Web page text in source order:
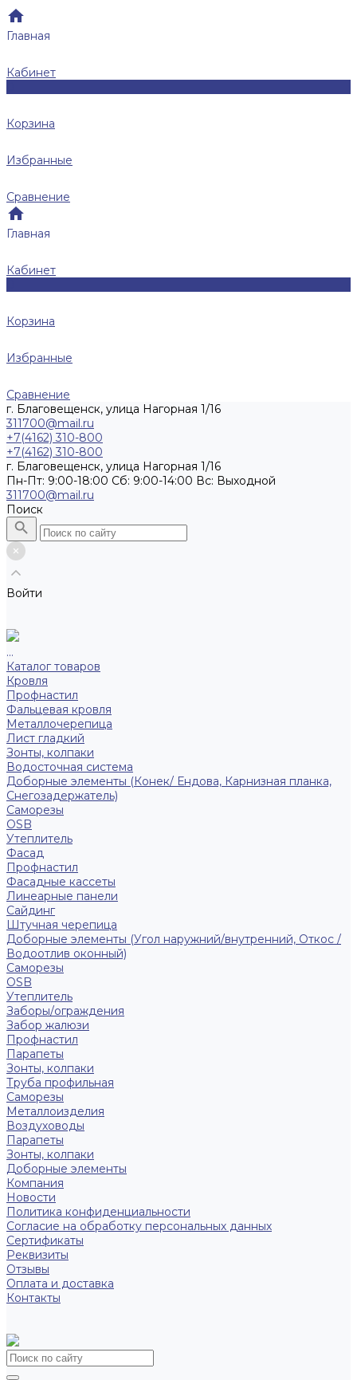
Главная
Кабинет
Корзина
Избранные
Сравнение
Главная
Кабинет
Корзина
Избранные
Сравнение
г. Благовещенск, улица Нагорная 1/16
311700@mail.ru
+7(4162) 310-800
+7(4162) 310-800
г. Благовещенск, улица Нагорная 1/16
Пн-Пт: 9:00-18:00 Cб: 9:00-14:00 Вс: Выходной
311700@mail.ru
Поиск
Войти
...
Каталог товаров
Кровля
Профнастил
Фальцевая кровля
Металлочерепица
Лист гладкий
Зонты, колпаки
Водосточная система
Доборные элементы (Конек/ Ендова, Карнизная планка,
Снегозадержатель)
Саморезы
ОSB
Утеплитель
Фасад
Профнастил
Фасадные кассеты
Линеарные панели
Сайдинг
Штучная черепица
Доборные элементы (Угол наружний/внутренний, Откос /
Водоотлив оконный)
Саморезы
OSB
Утеплитель
Заборы/ограждения
Забор жалюзи
Профнастил
Парапеты
Зонты, колпаки
Труба профильная
Саморезы
Металлоизделия
Воздуховоды
Парапеты
Зонты, колпаки
Доборные элементы
Компания
Новости
Политика конфиденциальности
Согласие на обработку персональных данных
Сертификаты
Реквизиты
Отзывы
Оплата и доставка
Контакты